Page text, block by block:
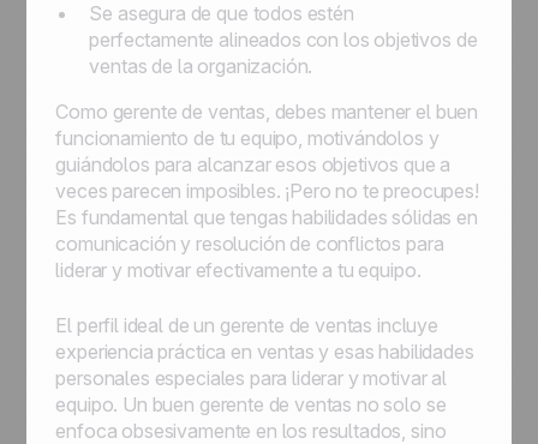
Se asegura de que todos estén
perfectamente alineados con los objetivos de
ventas de la organización.
Como gerente de ventas, debes mantener el buen
funcionamiento de tu equipo, motivándolos y
guiándolos para alcanzar esos objetivos que a
veces parecen imposibles. ¡Pero no te preocupes!
Es fundamental que tengas habilidades sólidas en
comunicación y resolución de conflictos para
liderar y motivar efectivamente a tu equipo.
El perfil ideal de un gerente de ventas incluye
experiencia práctica en ventas y esas habilidades
personales especiales para liderar y motivar al
equipo. Un buen gerente de ventas no solo se
enfoca obsesivamente en los resultados, sino